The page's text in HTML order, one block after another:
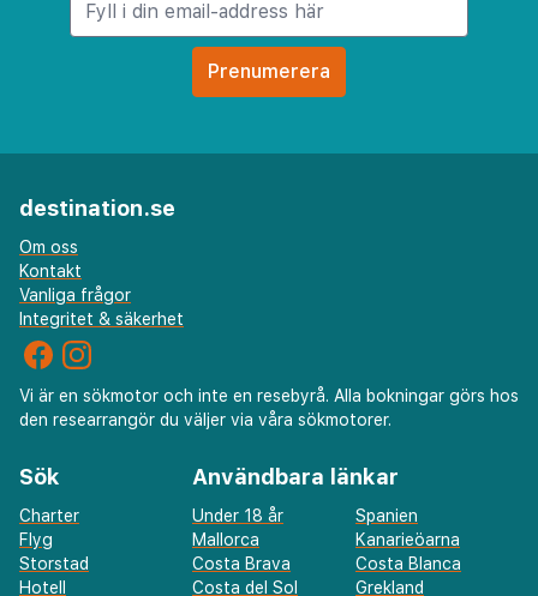
destination.se
Om oss
Kontakt
Vanliga frågor
Integritet & säkerhet
Vi är en sökmotor och inte en resebyrå. Alla bokningar görs hos
den researrangör du väljer via våra sökmotorer.
Sök
Charter
Flyg
Storstad
Hotell
Användbara länkar
Under 18 år
Spanien
Mallorca
Kanarieöarna
Costa Brava
Costa Blanca
Costa del Sol
Grekland